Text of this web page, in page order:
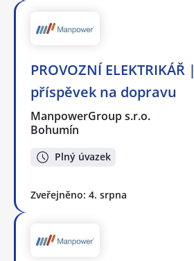
PROVOZNÍ ELEKTRIKÁŘ |
příspěvek na dopravu
ManpowerGroup s.r.o.
Bohumín
Plný úvazek
Zveřejněno: 4. srpna